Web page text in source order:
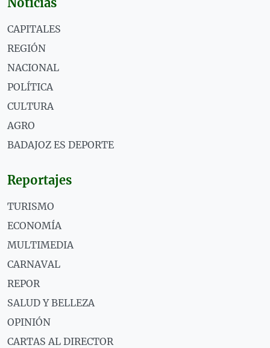
CAPITALES
REGIÓN
NACIONAL
POLÍTICA
CULTURA
AGRO
BADAJOZ ES DEPORTE
Reportajes
TURISMO
ECONOMÍA
MULTIMEDIA
CARNAVAL
REPOR
SALUD Y BELLEZA
OPINIÓN
CARTAS AL DIRECTOR